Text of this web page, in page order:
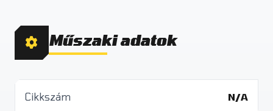
Műszaki adatok
Cikkszám N/A